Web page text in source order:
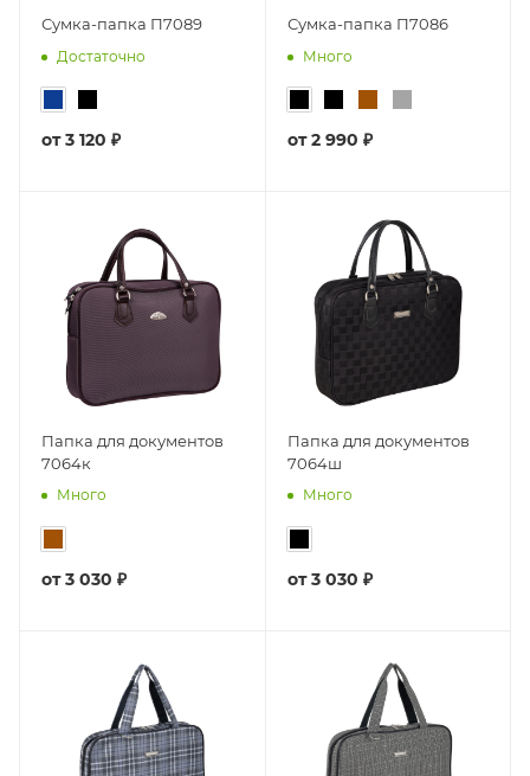
Сумка-папка П7089
Достаточно
от3 120 ₽
Сумка-папка П7086
Много
от2 990 ₽
Папка для документов
7064к
Много
от3 030 ₽
Папка для документов
7064ш
Много
от3 030 ₽